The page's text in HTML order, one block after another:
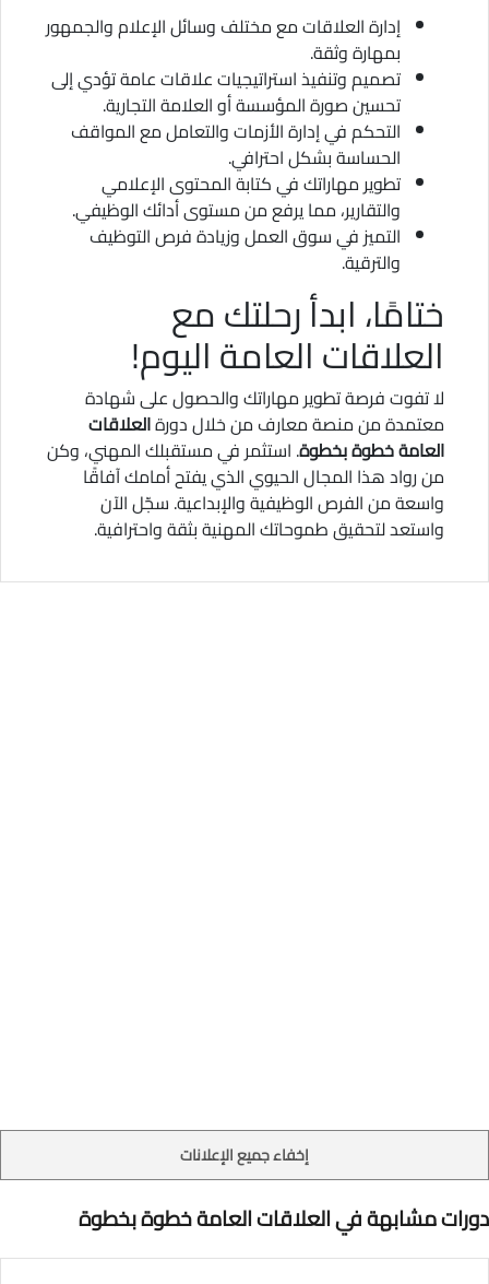
إدارة العلاقات مع مختلف وسائل الإعلام والجمهور
بمهارة وثقة.
تصميم وتنفيذ استراتيجيات علاقات عامة تؤدي إلى
تحسين صورة المؤسسة أو العلامة التجارية.
التحكم في إدارة الأزمات والتعامل مع المواقف
الحساسة بشكل احترافي.
تطوير مهاراتك في كتابة المحتوى الإعلامي
والتقارير، مما يرفع من مستوى أدائك الوظيفي.
التميز في سوق العمل وزيادة فرص التوظيف
والترقية.
ختامًا، ابدأ رحلتك مع
العلاقات العامة اليوم!
لا تفوت فرصة تطوير مهاراتك والحصول على شهادة
معتمدة من منصة معارف من خلال دورةالعلاقات
العامة خطوة بخطوة. استثمر في مستقبلك المهني، وكن
من رواد هذا المجال الحيوي الذي يفتح أمامك آفاقًا
واسعة من الفرص الوظيفية والإبداعية. سجّل الآن
واستعد لتحقيق طموحاتك المهنية بثقة واحترافية.
إخفاء جميع الإعلانات
دورات مشابهة في العلاقات العامة خطوة بخطوة